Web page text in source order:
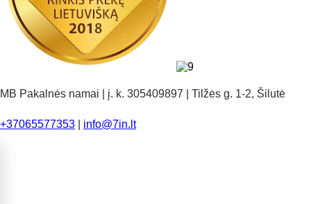
MB Pakalnės namai | į. k. 305409897 | Tilžės g. 1-2, Šilutė
+37065577353 info@7in.lt